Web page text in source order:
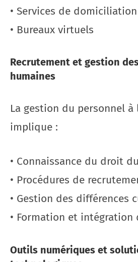
• Services de
• Bureaux virtuels
Recrutement et gestion
humaines
La gestion du personnel
implique :
• Connaissance du droit
• Procédures de
• Gestion des différences
• Formation et intégration
Outils numériques et